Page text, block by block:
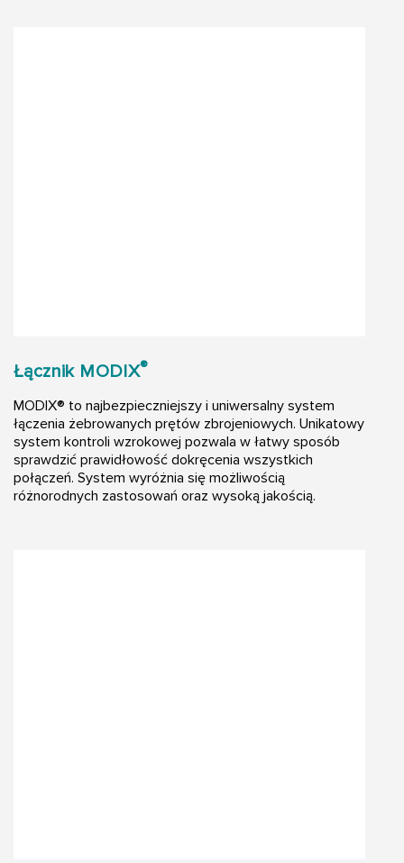
Łącznik MODIX®
MODIX® to najbezpieczniejszy i uniwersalny system
łączenia żebrowanych prętów zbrojeniowych. Unikatowy
system kontroli wzrokowej pozwala w łatwy sposób
sprawdzić prawidłowość dokręcenia wszystkich
połączeń. System wyróżnia się możliwością
różnorodnych zastosowań oraz wysoką jakością.